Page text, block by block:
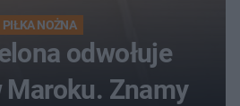
PIŁKA NOŻNA
odwołuje
Maroku. Znamy